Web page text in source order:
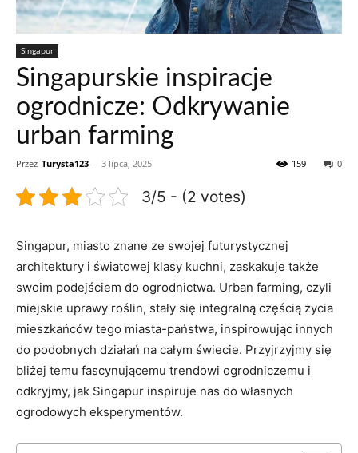
Singapur
Singapurskie inspiracje
ogrodnicze: Odkrywanie
urban farming
Przez Turysta123 - 3 lipca, 2025 0
159
3/5 - (2 votes)
Singapur, miasto znane ⁢ze swojej futurystycznej‌
architektury ‍i ​światowej klasy ‍kuchni, ‍zaskakuje także
swoim podejściem do ogrodnictwa. Urban‍ farming, czyli
miejskie uprawy roślin, stały‍ się ⁣integralną częścią życia⁢
mieszkańców tego miasta-państwa, inspirowując innych
do podobnych działań na całym świecie. Przyjrzyjmy ⁣się
bliżej temu fascynującemu trendowi ‍ogrodniczemu i
odkryjmy, jak Singapur inspiruje nas do własnych
ogrodowych eksperymentów.